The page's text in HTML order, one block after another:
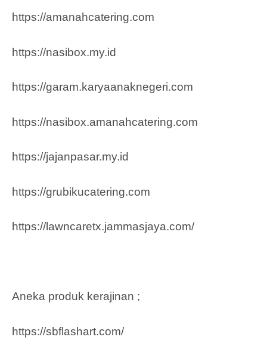
https://amanahcatering.com
https://nasibox.my.id
https://garam.karyaanaknegeri.com
https://nasibox.amanahcatering.com
https://jajanpasar.my.id
https://grubikucatering.com
https://lawncaretx.jammasjaya.com/
Aneka produk kerajinan ;
https://sbflashart.com/